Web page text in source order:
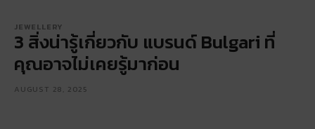
JEWELLERY
3 สิ่งน่ารู้เกี่ยวกับ แบรนด์ Bulgari ที่
คุณอาจไม่เคยรู้มาก่อน
AUGUST 28, 2025